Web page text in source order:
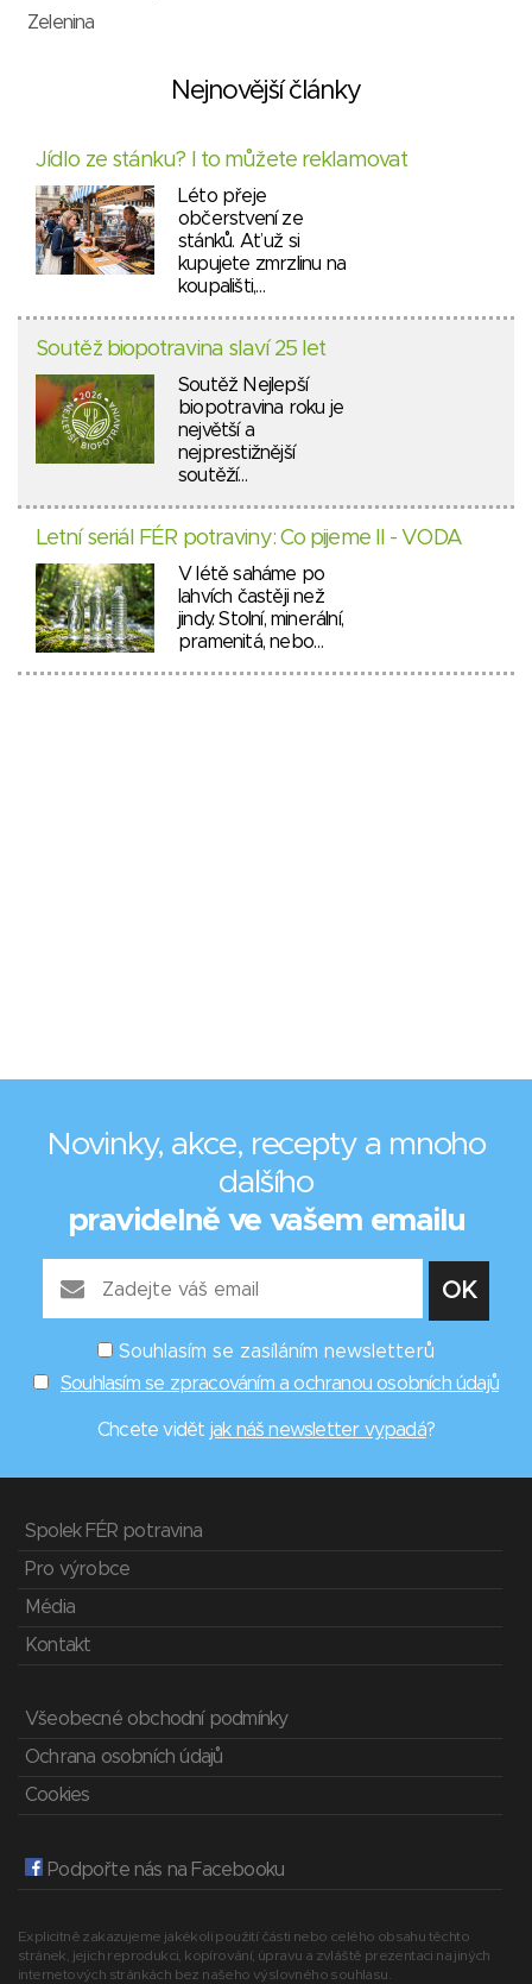
Zelenina
Nejnovější články
Jídlo ze stánku? I to můžete reklamovat
Léto přeje
občerstvení ze
stánků. Ať už si
kupujete zmrzlinu na
koupališti,…
Soutěž biopotravina slaví 25 let
Soutěž Nejlepší
biopotravina roku je
největší a
nejprestižnější
soutěží…
Letní seriál FÉR potraviny: Co pijeme II - VODA
V létě saháme po
lahvích častěji než
jindy. Stolní, minerální,
pramenitá, nebo…
Novinky, akce, recepty a mnoho
dalšího
pravidelně ve vašem emailu
Souhlasím se zasíláním newsletterů
Souhlasím se zpracováním a ochranou osobních údajů
Chcete vidět jak náš newsletter vypadá?
Spolek FÉR potravina
Pro výrobce
Média
Kontakt
Všeobecné obchodní podmínky
Ochrana osobních údajů
Cookies
Podpořte nás na Facebooku
Explicitně zakazujeme jakékoli použití části nebo celého obsahu těchto
stránek, jejich reprodukci, kopírování, úpravu a zvláště prezentaci na jiných
internetových stránkách bez našeho výslovného souhlasu.